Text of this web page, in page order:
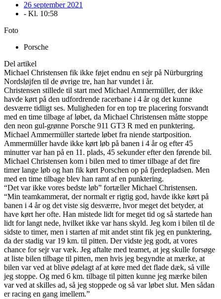
26 september 2021
- Kl. 10:58
Foto
Porsche
Del artikel
Michael Christensen fik ikke føjet endnu en sejr på Nürburgring
Nordsløjfen til de øvrige tre, han har vundet i år.
Christensen stillede til start med Michael Ammermüller, der ikke
havde kørt på den udfordrende racerbane i 4 år og det kunne
desværre tidligt ses. Muligheden for en top tre placering forsvandt
med en time tilbage af løbet, da Michael Christensen måtte stoppe
den neon gul-grønne Porsche 911 GT3 R med en punktering.
Michael Ammermüller startede løbet fra niende startposition.
Ammermüller havde ikke kørt løb på banen i 4 år og efter 45
minutter var han på en 11. plads, 45 sekunder efter den førende bil.
Michael Christensen kom i bilen med to timer tilbage af det fire
timer lange løb og han fik kørt Porschen op på fjerdepladsen. Men
med en time tilbage blev han ramt af en punktering.
“Det var ikke vores bedste løb” fortæller Michael Christensen.
“Min teamkammerat, der normalt er rigtig god, havde ikke kørt på
banen i 4 år og det viste sig desværre, hvor meget det betyder, at
have kørt her ofte. Han mistede lidt for meget tid og så startede han
lidt for langt nede, hvilket ikke var hans skyld. Jeg kom i bilen til de
sidste to timer, men i starten af mit andet stint fik jeg en punktering,
da der stadig var 19 km. til pitten. Der vidste jeg godt, at vores
chance for sejr var væk. Jeg aftalte med teamet, at jeg skulle forsøge
at liste bilen tilbage til pitten, men hvis jeg begyndte at mærke, at
bilen var ved at blive ødelagt af at køre med det flade dæk, så ville
jeg stoppe. Og med 6 km. tilbage til pitten kunne jeg mærke bilen
var ved at skilles ad, så jeg stoppede og så var løbet slut. Men sådan
er racing en gang imellem.”